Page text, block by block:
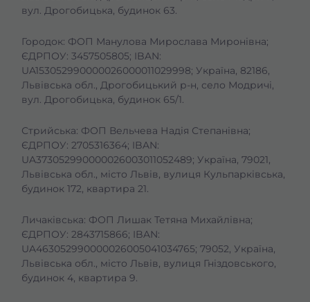
вул. Дрогобицька, будинок 63.
Городок: ФОП Манулова Мирослава Миронівна;
ЄДРПОУ: 3457505805; IBAN:
UA153052990000026000011029998; Україна, 82186,
Львівська обл., Дрогобицький р-н, село Модричі,
вул. Дрогобицька, будинок 65/1.
Стрийська: ФОП Вельчева Надія Степанівна;
ЄДРПОУ: 2705316364; IBAN:
UA373052990000026003011052489; Україна, 79021,
Львівська обл., місто Львів, вулиця Кульпарківська,
будинок 172, квартира 21.
Личаківська: ФОП Лишак Тетяна Михайлівна;
ЄДРПОУ: 2843715866; IBAN:
UA463052990000026005041034765; 79052, Україна,
Львівська обл., місто Львів, вулиця Гніздовського,
будинок 4, квартира 9.